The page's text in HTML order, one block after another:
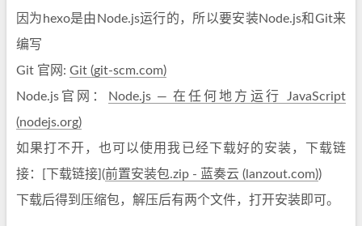
因为hexo是由Node.js运行的，所以要安装Node.js和Git来
编写
Git 官网: Git (git-scm.com)
Node.js官网：
Node.js — 在任何地方运行 JavaScript
(nodejs.org)
如果打不开，也可以使用我已经下载好的安装，下载链
接：[下载链接](前置安装包.zip - 蓝奏云 (lanzout.com))
下载后得到压缩包，解压后有两个文件，打开安装即可。